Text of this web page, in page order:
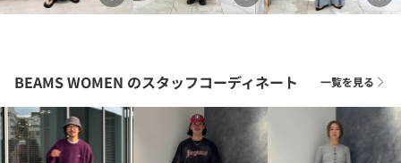
BEAMS WOMEN のスタッフコーディネート 一覧を見る